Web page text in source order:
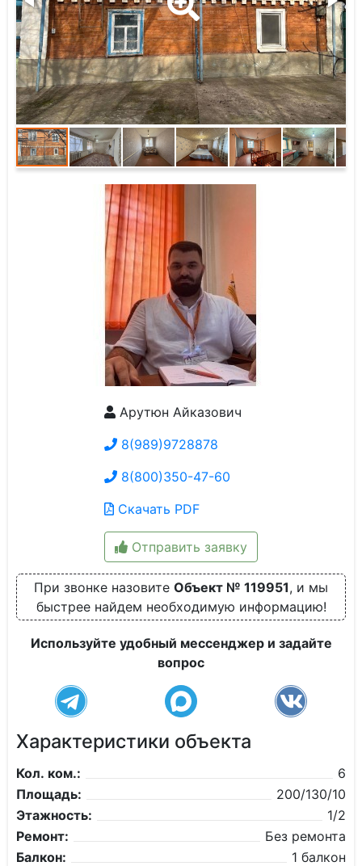
Арутюн Айказович
8(989)9728878
8(800)350-47-60
Скачать PDF
Отправить заявку
При звонке назовите Объект № 119951, и мы
быстрее найдем необходимую информацию!
Используйте удобный мессенджер и задайте
вопрос
Характеристики объекта
Кол. ком.:
6
Площадь:
200/130/10
Этажность:
1/2
Ремонт:
Без ремонта
Балкон:
1 балкон